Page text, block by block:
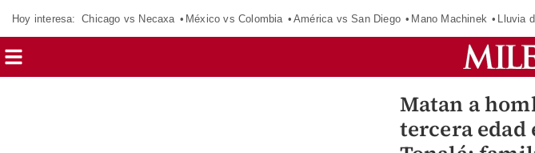
Hoy interesa: Chicago vs Necaxa México vs Colombia América vs San Diego Mano Machinek Lluvia
Matan a
tercera edad